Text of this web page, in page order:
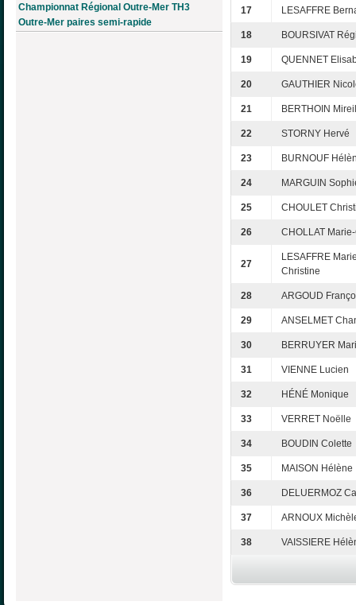
Championnat Régional Outre-Mer TH3
Outre-Mer paires semi-rapide
17 LESAFFRE
18 BOURSIVAT
19 QUENNET
20 GAUTHIER
21 BERTHOIN
22 STORNY Hervé
23 BURNOUF
24 MARGUIN
25 CHOULET
26 CHOLLAT
27
LESAFFRE
Christine
28 ARGOUD
29 ANSELMET
30 BERRUYER
31 VIENNE Lucien
32 HÉNÉ Monique
33 VERRET Noëlle
34 BOUDIN Colette
35 MAISON Hélène
36 DELUERMOZ
37 ARNOUX
38 VAISSIERE